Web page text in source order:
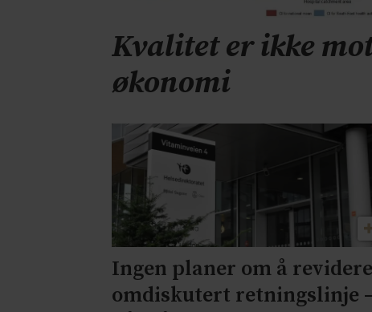
Kvalitet er ikke
økonomi
Ingen planer om å revidere
omdiskutert retningslinje